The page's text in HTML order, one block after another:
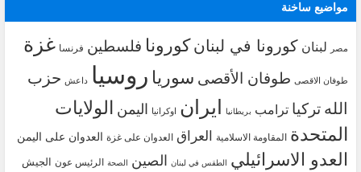
مواضيع ساخنة
مصر لبنان كورونا في لبنانكورونا فلسطين فرنسا غزة
طوفان الاقصى طوفان الأقصى سوريا روسيا داعش حزب
الله تركيا ترامب بريطانيا ايران اوكرانيا اليمن
الولايات
المتحدة
المقاومة الاسلامية العراق العدوان على غزة العدوان على اليمن
العدو الاسرائيلي الطقس في لبنان الصين الصحة الرئيس عون
الجيش